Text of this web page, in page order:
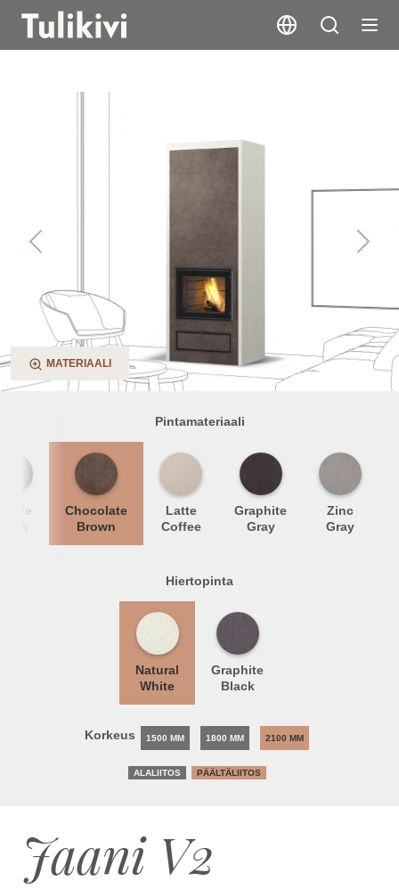
Previous Next
MATERIAALI
Jaani V2
Pintamateriaali
Chocolate
Brown
Latte
Coffee
Graphite
Gray
Zinc
Gray
Hiertopinta
Natural
White
Graphite
Black
Korkeus 1500 MM 1800 MM 2100 MM
ALALIITOS PÄÄLTÄLIITOS